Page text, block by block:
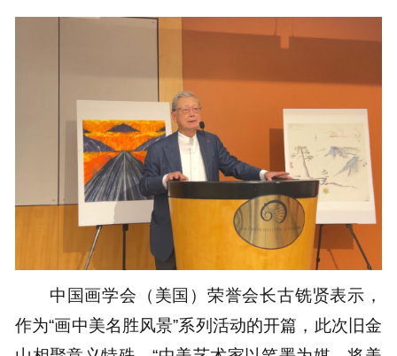
中国画学会（美国）荣誉会长古铣贤表示，
作为“画中美名胜风景”系列活动的开篇，此次旧金